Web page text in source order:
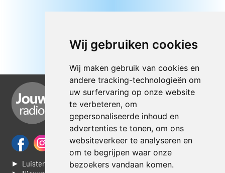
Wij gebruiken cookies
Wij maken gebruik van cookies en
andere tracking-technologieën om
uw surfervaring op onze website
te verbeteren, om
gepersonaliseerde inhoud en
advertenties te tonen, om ons
websiteverkeer te analyseren en
om te begrijpen waar onze
bezoekers vandaan komen.
► Luisteren naar Jouwradio